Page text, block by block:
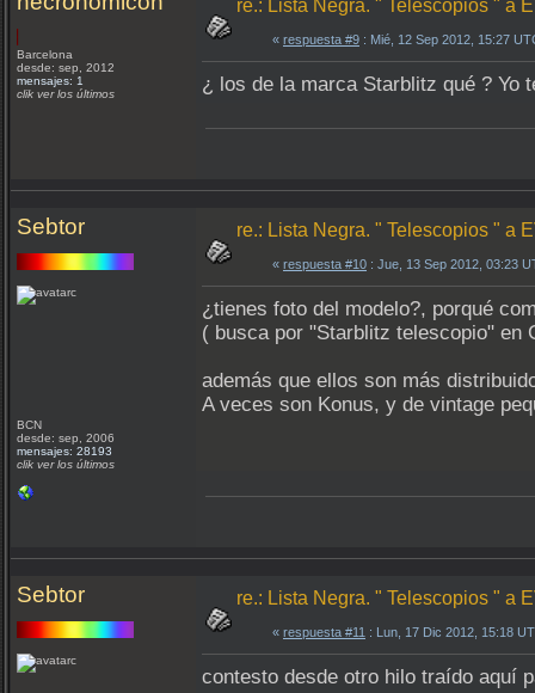
Barcelona
desde: sep, 2012
mensajes: 1
clik ver los últimos
re.: Lista Negra. " Telescopios " a
« respuesta #9 : Mié, 12 Sep 2012, 15:27
¿ los de la marca Starblitz qué ? Yo
Sebtor
BCN
desde: sep, 2006
mensajes: 28193
clik ver los últimos
re.: Lista Negra. " Telescopios " a
« respuesta #10 : Jue, 13 Sep 2012, 03:23
¿tienes foto del modelo?, porqué
( busca por "Starblitz telescopio" en
además que ellos son más
A veces son Konus, y de vintage
Sebtor re.: Lista Negra. " Telescopios " a
« respuesta #11 : Lun, 17 Dic 2012, 15:18
contesto desde otro hilo traído aquí